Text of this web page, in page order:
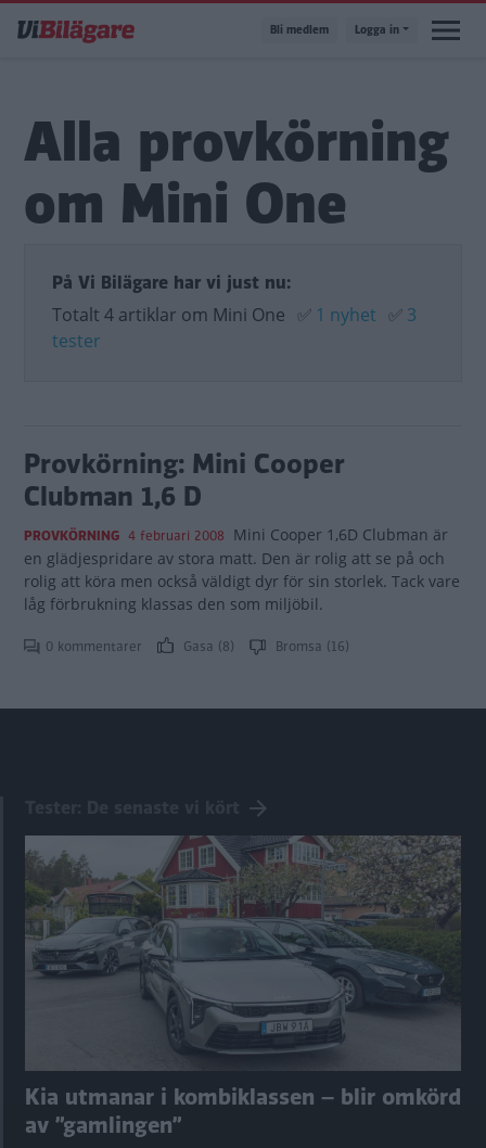
till
Bli medlem Logga in
Alla provkörning
om Mini One
På Vi Bilägare har vi just nu:
Totalt 4 artiklar om Mini One ✅ 1 nyhet ✅ 3
tester
Provkörning: Mini Cooper
Clubman 1,6 D
PROVKÖRNING 4 februari 2008 Mini Cooper 1,6D Clubman är
en glädjespridare av stora matt. Den är rolig att se på och
rolig att köra men också väldigt dyr för sin storlek. Tack vare
låg förbrukning klassas den som miljöbil.
0 kommentarer Gasa (8) Bromsa (16)
Kia utmanar i kombiklassen – blir omkörd
av ”gamlingen”